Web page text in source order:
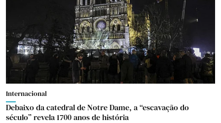
Internacional
Debaixo da catedral de Notre Dame, a “escavação do
século” revela 1700 anos de história